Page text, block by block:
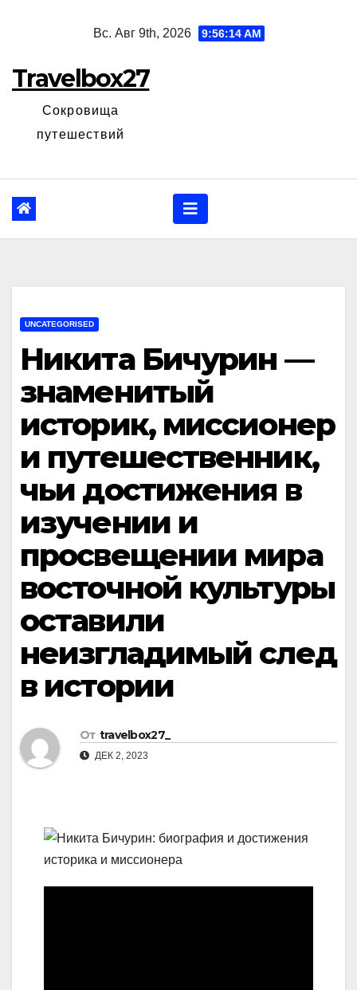
Вс. Авг 9th, 2026 9:56:15 AM
Travelbox27
Сокровища
путешествий
UNCATEGORISED
Никита Бичурин —
знаменитый
историк, миссионер
и путешественник,
чьи достижения в
изучении и
просвещении мира
восточной культуры
оставили
неизгладимый след
в истории
От travelbox27_
ДЕК 2, 2023